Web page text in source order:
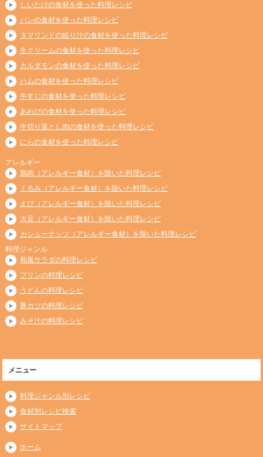
しいたけの食材を使った料理レシピ
パンの食材を使った料理レシピ
タマリンドの絞り汁の食材を使った料理レシピ
生クリームの食材を使った料理レシピ
カルダモンの食材を使った料理レシピ
ハムの食材を使った料理レシピ
牛すじの食材を使った料理レシピ
あわびの食材を使った料理レシピ
牛切り落とし肉の食材を使った料理レシピ
にらの食材を使った料理レシピ
アレルギー
鶏肉（アレルギー食材）を除いた料理レシピ
くるみ（アレルギー食材）を除いた料理レシピ
えび（アレルギー食材）を除いた料理レシピ
大豆（アレルギー食材）を除いた料理レシピ
カシューナッツ（アレルギー食材）を除いた料理レシピ
料理ジャンル
和風サラダの料理レシピ
プリンの料理レシピ
うどんの料理レシピ
豚カツの料理レシピ
みそ汁の料理レシピ
メニュー
料理ジャンル別レシピ
食材別レシピ検索
サイトマップ
ホーム